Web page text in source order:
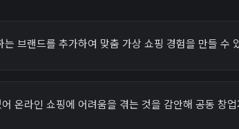
브랜드를 추가하여 맞춤 가상 쇼핑 경험을 만들 수
온라인 쇼핑에 어려움을 겪는 것을 감안해 공동 창